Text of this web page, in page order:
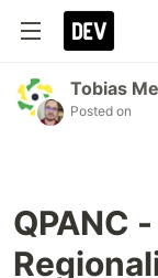
Tobias
Posted on
QPANC